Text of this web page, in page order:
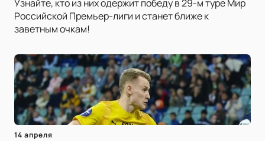
Узнайте, кто из них одержит победу в 29-м туре Мир
Российской Премьер-лиги и станет ближе к
заветным очкам!
14 апреля